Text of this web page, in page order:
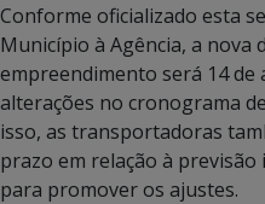
Conforme oficializado esta
Município à Agência, a nova
empreendimento será 14 de
alterações no cronograma
isso, as transportadoras
prazo em relação à
para promover os ajustes.